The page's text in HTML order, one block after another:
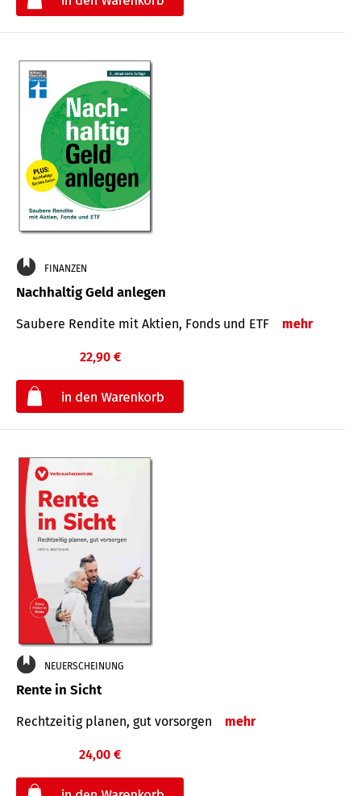
FINANZEN
Nachhaltig Geld anlegen
Saubere Rendite mit Aktien, Fonds und ETF mehr
22,90 €
NEUERSCHEINUNG
Rente in Sicht
Rechtzeitig planen, gut vorsorgen mehr
24,00 €